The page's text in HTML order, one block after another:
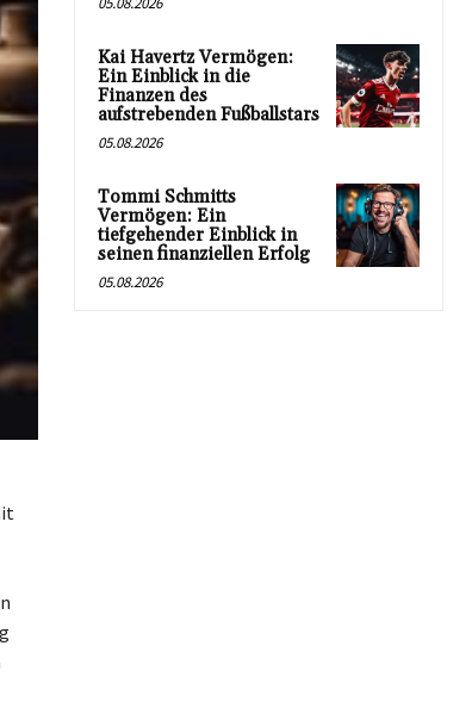
Kai Havertz Vermögen:
Ein Einblick in die
Finanzen des
aufstrebenden Fußballstars
05.08.2026
Tommi Schmitts
Vermögen: Ein
tiefgehender Einblick in
seinen finanziellen Erfolg
05.08.2026